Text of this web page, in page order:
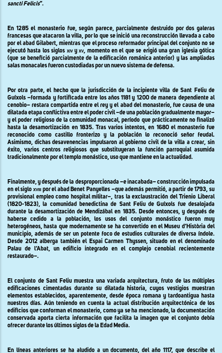
sancti Felicis”.
En 1285 el monasterio fue, según parece, parcialmente destruido por dos galeras
francesas que atacaron la villa, por lo que se inició una reconstrucción llevada a cabo
por el abad Gilabert, mientras que el proceso reformador principal del conjunto no se
ejecutó hasta los siglos xiv yxv, momento en el que se erigió una gran iglesia gótica
(que se benefició parcialmente de la edificación románica anterior) y las ampliadas
salas monacales fueron custodiadas por un nuevo sistema de defensa.
Por otra parte, el hecho que la jurisdicción de la incipiente villa de Sant Feliu de
Guíxols –formada y fortificada entre los años 1181 y 1200 de manera dependiente al
cenobio– restara compartida entre el rey y el abad del monasterio, fue causa de una
dilatada etapa conflictiva entre el poder civil –de una población gradualmente mayor–
y el poder religioso de la comunidad monacal, período que prácticamente no finalizó
hasta la desamortización en 1835. Tras varios intentos, en 1680 el monasterio fue
reconocido como castillo fronterizo y la población lo reconoció señor feudal.
Asimismo, dichas desavenencias impulsaron al gobierno civil de la villa a crear, sin
éxito, varios centros religiosos que substituyeran la función parroquial asumida
tradicionalmente por el templo monástico, uso que mantiene en la actualidad.
Finalmente, y después de la desproporcionada –e inacabada– construcción impulsada
en el siglo xviiipor el abad Benet Panyelles –que además permitió, a partir de 1793, su
provisional empleo como hospital militar–, tras la exclaustración del Trienio Liberal
(1820-1823), la comunidad benedictina de Sant Feliu de Guíxols fue desalojada
durante la desamortización de Mendizábal en 1835. Desde entonces, y después de
haberse cedido a la población, los usos del conjunto monástico fueron muy
heterogéneos, hasta que modernamente se ha convertido en el Museu d’Història del
municipio, además de ser un potente foco de estudios culturales de diversa índole.
Desde 2012 alberga también el Espai Carmen Thyssen, situado en el denominado
Palau de l’Abat, un edificio integrado en el complejo cenobial recientemente
restaurado–.
El conjunto de Sant Feliu muestra una variada arquitectura, fruto de las múltiples
edificaciones cimentadas durante su dilatada historia, cuyos vestigios muestran
elementos establecidos, aparentemente, desde época romana y tardoantigua hasta
nuestros días. Aún teniendo en cuenta la actual distribución arquitectónica de los
edificios que conforman el monasterio, como ya se ha mencionado, la documentación
conservada aporta cierta información que facilita la imagen que el conjunto debía
ofrecer durante los últimos siglos dela Edad Media.
En líneas anteriores se ha aludido a un documento, del año 1117, que describe el